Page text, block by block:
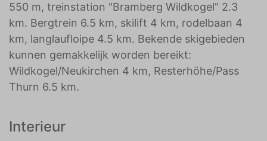
550 m, treinstation "Bramberg Wildkogel" 2.3
km. Bergtrein 6.5 km, skilift 4 km, rodelbaan 4
km, langlaufloipe 4.5 km. Bekende skigebieden
kunnen gemakkelijk worden bereikt:
Wildkogel/Neukirchen 4 km, Resterhöhe/Pass
Thurn 6.5 km.
Interieur